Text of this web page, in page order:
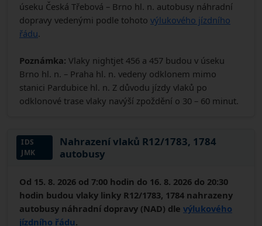
úseku Česká Třebová – Brno hl. n. autobusy náhradní
dopravy vedenými podle tohoto výlukového jízdního
řádu.
Poznámka: Vlaky nightjet 456 a 457 budou v úseku
Brno hl. n. – Praha hl. n. vedeny odklonem mimo
stanici Pardubice hl. n. Z důvodu jízdy vlaků po
odklonové trase vlaky navýší zpoždění o 30 – 60 minut.
IDS
JMK
Nahrazení vlaků R12/1783, 1784
autobusy
Od 15. 8. 2026 od 7:00 hodin do 16. 8. 2026 do 20:30
hodin budou vlaky linky R12/1783, 1784 nahrazeny
autobusy náhradní dopravy (NAD) dle výlukového
jízdního řádu.